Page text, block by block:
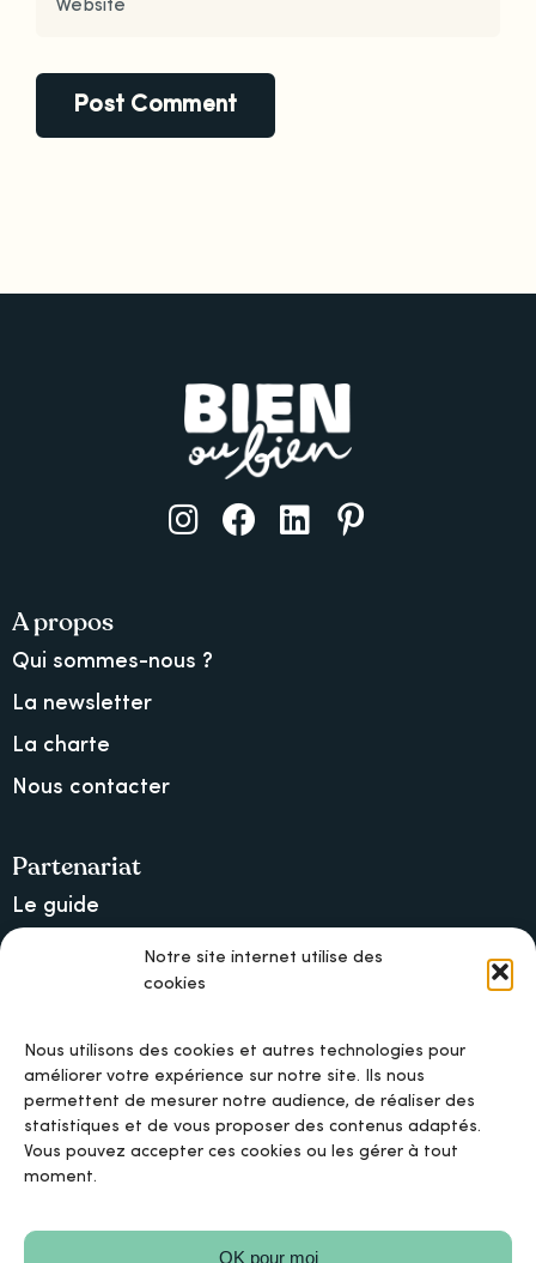
Notre site internet utilise des
cookies
Nous utilisons des cookies et autres technologies pour
améliorer votre expérience sur notre site. Ils nous
permettent de mesurer notre audience, de réaliser des
statistiques et de vous proposer des contenus adaptés.
Vous pouvez accepter ces cookies ou les gérer à tout
moment.
OK pour moi
A propos
Qui sommes-nous ?
La newsletter
La charte
Nous contacter
Partenariat
Le guide
Lancer une collecte sur Ulule
MAIF, l’assureur militant
Mentions légales
Politique de confidentialité